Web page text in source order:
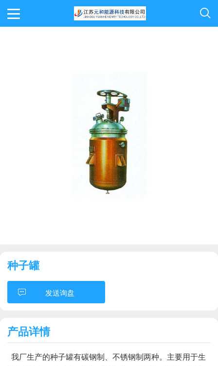
种子罐
发送询盘
产品详情
我厂生产的种子罐有碳钢制、不锈钢制两种。主要用于生